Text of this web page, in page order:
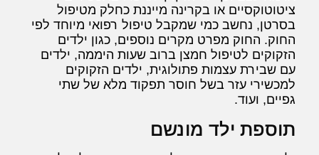
ציטוטוקסיים או בקרינה מייננת כחלק מטיפול
בסרטן, נחשב כמי שמקבל טיפול רפואי מיוחד לפי
החוק. החוק מפרט מקרים נוספים, כגון ילדים
הזקוקים לטיפול חמצן ברוב שעות היממה, ילדים
עם שבירת עצמות פתולוגית, ילדים הזקוקים
למכשירי עזר בשל חוסר תפקוד מלא של שתי
גפיים, ועוד.
תוספת ילד מונשם